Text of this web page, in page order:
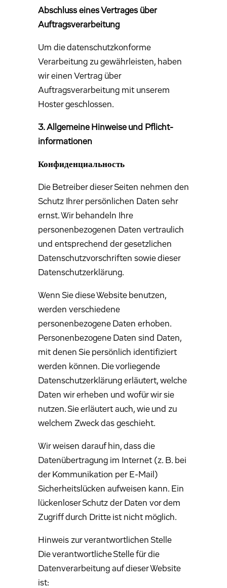
Abschluss eines Vertrages über
Auftragsverarbeitung
Um die datenschutzkonforme
Verarbeitung zu gewährleisten, haben
wir einen Vertrag über
Auftragsverarbeitung mit unserem
Hoster geschlossen.
3. Allgemeine Hinweise und Pflicht­
informationen
Конфиденциальность
Die Betreiber dieser Seiten nehmen den
Schutz Ihrer persönlichen Daten sehr
ernst. Wir behandeln Ihre
personenbezogenen Daten vertraulich
und entsprechend der gesetzlichen
Datenschutzvorschriften sowie dieser
Datenschutzerklärung.
Wenn Sie diese Website benutzen,
werden verschiedene
personenbezogene Daten erhoben.
Personenbezogene Daten sind Daten,
mit denen Sie persönlich identifiziert
werden können. Die vorliegende
Datenschutzerklärung erläutert, welche
Daten wir erheben und wofür wir sie
nutzen. Sie erläutert auch, wie und zu
welchem Zweck das geschieht.
Wir weisen darauf hin, dass die
Datenübertragung im Internet (z. B. bei
der Kommunikation per E-Mail)
Sicherheitslücken aufweisen kann. Ein
lückenloser Schutz der Daten vor dem
Zugriff durch Dritte ist nicht möglich.
Hinweis zur verantwortlichen Stelle
Die verantwortliche Stelle für die
Datenverarbeitung auf dieser Website
ist: